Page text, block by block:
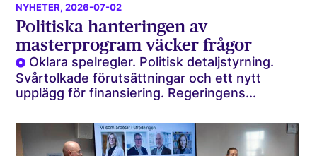
NYHETER, 2026-07-02
Politiska hanteringen av
masterprogram väcker frågor
Oklara spelregler. Politisk detaljstyrning.
Svårtolkade förutsättningar och ett nytt
upplägg för finansiering. Regeringens...